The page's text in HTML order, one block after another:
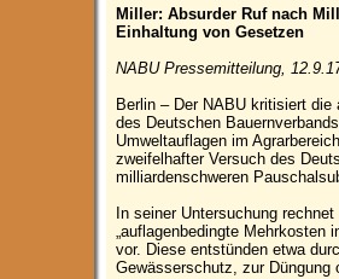
Miller: Absurder Ruf nach
Einhaltung von Gesetzen
NABU Pressemitteilung,
Berlin – Der NABU kritisiert
des Deutschen
Umweltauflagen im
zweifelhafter Versuch des
milliardenschweren
In seiner Untersuchung
„auflagenbedingte Mehrkosten
vor. Diese entstünden etwa
Gewässerschutz, zur Düngung